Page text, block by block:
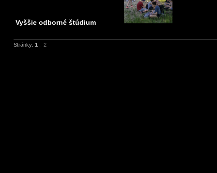
Vyššie odborné štúdium
Stránky: 1 2